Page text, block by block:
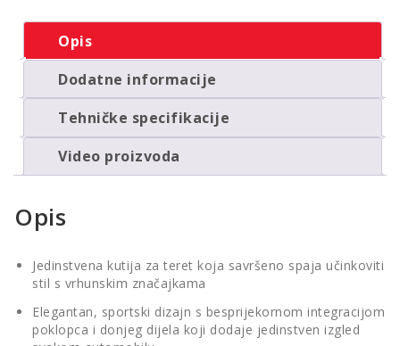
Opis
Dodatne informacije
Tehničke specifikacije
Video proizvoda
Opis
Jedinstvena kutija za teret koja savršeno spaja učinkoviti
stil s vrhunskim značajkama
Elegantan, sportski dizajn s besprijekornom integracijom
poklopca i donjeg dijela koji dodaje jedinstven izgled